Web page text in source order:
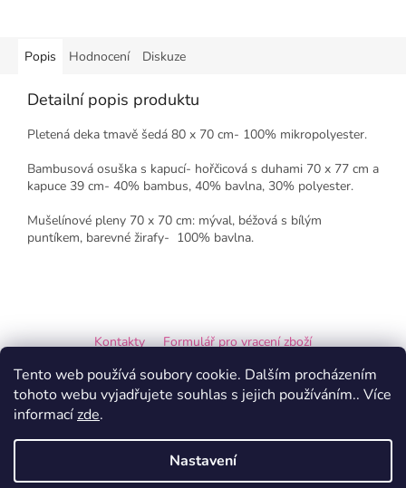
Tento web používá soubory cookie. Dalším procházením
tohoto webu vyjadřujete souhlas s jejich používáním.. Více
informacízde.
Nastavení
Popis Hodnocení Diskuze
Detailní popis produktu
Pletená deka tmavě šedá 80 x 70 cm- 100% mikropolyester.
Bambusová osuška s kapucí- hořčicová s duhami 70 x 77 cm a
kapuce 39 cm- 40% bambus, 40% bavlna, 30% polyester.
Mušelínové pleny 70 x 70 cm: mýval, béžová s bílým
puntíkem, barevné žirafy- 100% bavlna.
p
Kontakty
Formulář pro vracení zboží
Formulář pro reklamaci